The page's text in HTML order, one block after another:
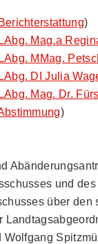
)
Mag.a
MMag.
DI Julia
Mag. Dr.
)
und des
über den
Wolfgang